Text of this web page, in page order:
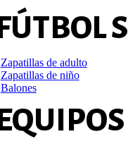
FÚTBOL
Zapatillas de adulto
Zapatillas de niño
Balones
EQUIPOS